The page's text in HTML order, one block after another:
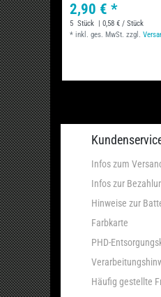
2,90 € *
5 Stück
| 0,58 € / Stück
*inkl. ges. MwSt. zzgl.
Infos zum
Infos zur
Hinweise zur
Farbkarte
PHD-
Häufig gestellte